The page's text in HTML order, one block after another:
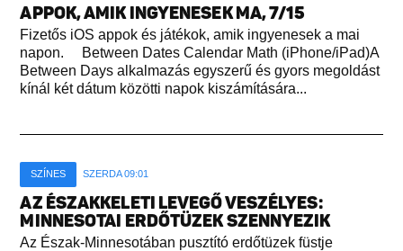
APPOK, AMIK INGYENESEK MA, 7/15
Fizetős iOS appok és játékok, amik ingyenesek a mai
napon. Between Dates Calendar Math (iPhone/iPad)A
Between Days alkalmazás egyszerű és gyors megoldást
kínál két dátum közötti napok kiszámítására...
SZÍNES SZERDA 09:01
AZ ÉSZAKKELETI LEVEGŐ VESZÉLYES:
MINNESOTAI ERDŐTÜZEK SZENNYEZIK
Az Észak-Minnesotában pusztító erdőtüzek füstje